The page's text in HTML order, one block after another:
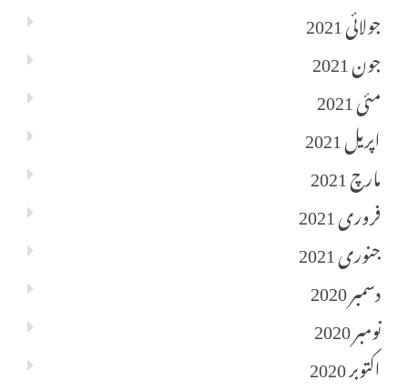
جولائی 2021
جون 2021
مئی 2021
اپریل 2021
مارچ 2021
فروری 2021
جنوری 2021
دسمبر 2020
نومبر 2020
اکتوبر 2020